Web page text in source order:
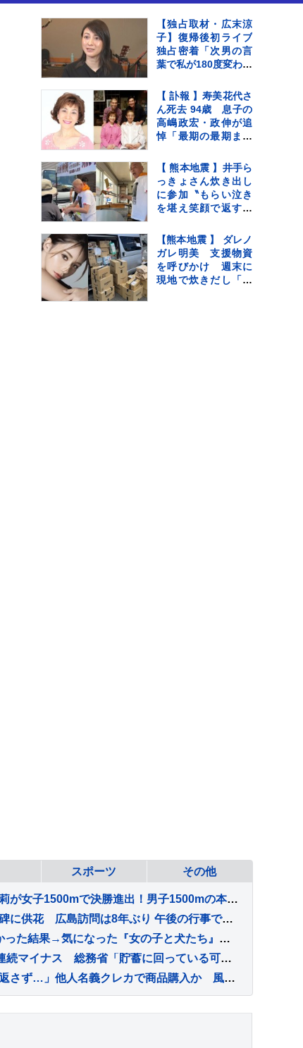
【独占取材・広末涼
子】復帰後初ライブ
独占密着「次男の言
葉で私が180度変わっ
断させた“次男の言
葉”（特別インタビュ
ー）
【 訃報 】寿美花代さ
ん死去 94歳 息子の
高嶋政宏・政伸が追
悼「最期の最期まで
た母でした」
【 熊本地震 】井手ら
っきょさん炊き出し
に参加〝もらい泣き
を堪え笑顔で返すの
も被害に
【熊本地震 】 ダレノ
ガレ明美 支援物資
を呼びかけ 週末に
現地で炊きだし「た
スポーツ その他
ドルーリー朱瑛里＆木田美緒莉が女子1500mで決勝進出！男子1500mの本田桜二郎も決勝へ【U20世界陸上】
【速報】悠仁さまが原爆慰霊碑に供花 広島訪問は8年ぶり 午後の行事で初めて公的にスピーチされる予定
『2匹の赤ちゃん子猫』を預かった結果→気になった『女の子と犬たち』が…尊すぎる『仲間が増えた瞬間』が30万再生「お世話上手」「目が優しい」
6月の消費支出-3.3%で7か月連続マイナス 総務省「貯蓄に回っている可能性」
「風俗店の料金決済でクレカ返さず…」他人名義クレカで商品購入か 風俗店従業員の男（23）を逮捕 自宅からは他人名義のクレカ複数枚 警視庁